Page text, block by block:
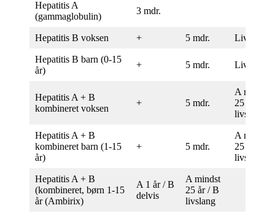
Hepatitis A
(gammaglobulin)
3 mdr.
Hepatitis B voksen + 5 mdr. Livslang
Hepatitis B barn (0-15
år)
+ 5 mdr. Livslang
Hepatitis A + B
kombineret voksen
+ 5 mdr.
A mindst
25 år / B
livslang
Hepatitis A + B
kombineret barn (1-15
år)
+ 5 mdr.
A mindst
25 år / B
livslang
Hepatitis A + B
(kombineret, børn 1-15
år (Ambirix)
A 1 år / B
delvis
A mindst
25 år / B
livslang